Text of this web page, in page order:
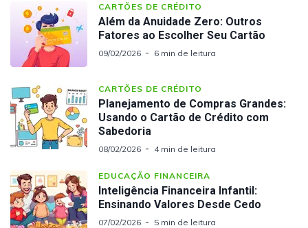
CARTÕES DE CRÉDITO
Além da Anuidade Zero: Outros
Fatores ao Escolher Seu Cartão
09/02/2026 6 min de leitura
CARTÕES DE CRÉDITO
Planejamento de Compras Grandes:
Usando o Cartão de Crédito com
Sabedoria
08/02/2026 4 min de leitura
EDUCAÇÃO FINANCEIRA
Inteligência Financeira Infantil:
Ensinando Valores Desde Cedo
07/02/2026 5 min de leitura